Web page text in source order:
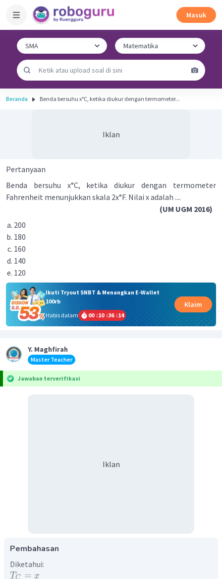
Masuk
Beranda Benda bersuhu x°C, ketika diukur dengan termometer...
Iklan
Pertanyaan
Benda bersuhu x°C, ketika diukur dengan termometer
Fahrenheit menunjukkan skala 2x°F. Nilai x adalah ....
(UM UGM 2016)
200
180
160
140
120
Ikuti Tryout SNBT & Menangkan E-Wallet
100rb
Habis dalam
00 :10 :36 :14
Klaim
Y. Maghfirah
Master Teacher
Jawaban terverifikasi
Iklan
Pembahasan
Diketahui:
T = x